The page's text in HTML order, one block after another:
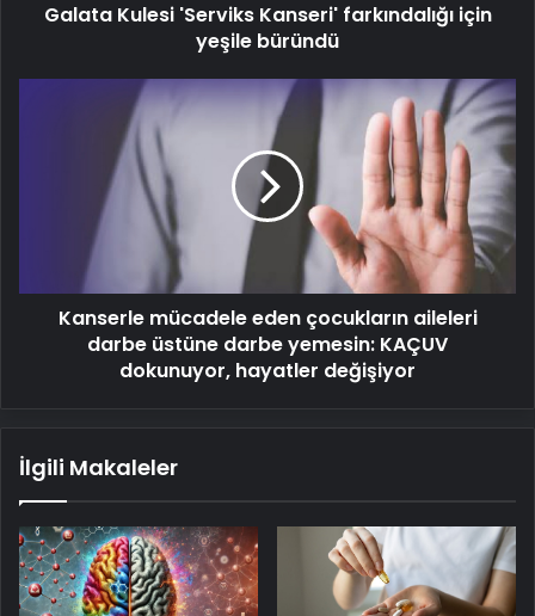
Galata Kulesi 'Serviks Kanseri' farkındalığı için
yeşile büründü
yemesin:
KAÇUV
dokunuyor,
Kanserle mücadele eden çocukların aileleri
darbe üstüne darbe yemesin: KAÇUV
dokunuyor, hayatler değişiyor
İlgili Makaleler